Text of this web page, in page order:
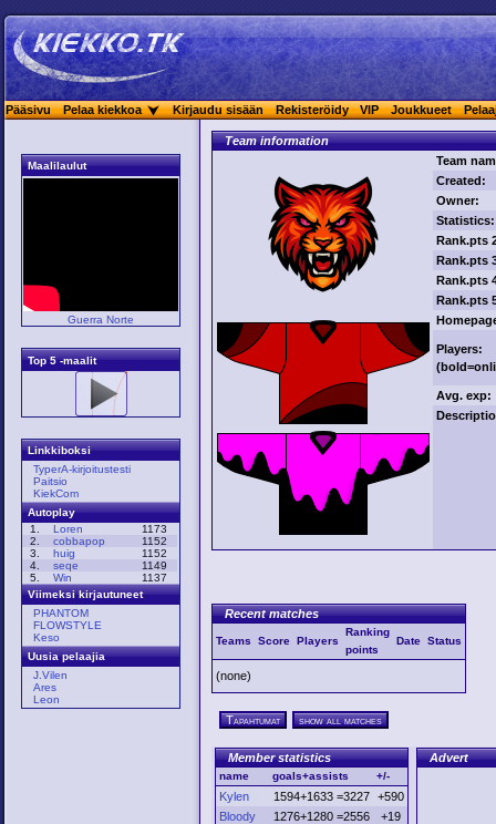
Pääsivu Pelaa kiekkoa Kirjaudu sisään Rekisteröidy VIP Joukkueet
Maalilaulut
Guerra Norte
Top 5 -maalit
Linkkiboksi
TyperA-kirjoitustesti
Paitsio
KiekCom
Autoplay
1.
Loren
1173
2.
cobbapop
1152
3.
huig
1152
4.
seqe
1149
5.
Win
1137
Viimeksi kirjautuneet
PHANTOM
FLOWSTYLE
Keso
Uusia pelaajia
J.Vilen
Ares
Leon
Team information
Team
Created:
Owner:
Statistics:
Rank.pts
Rank.pts
Rank.pts
Rank.pts
Players:
(bold
Avg. exp:
Recent matches
Teams Score Players
Ranking
points
Date Status
(none)
Tapahtumat show all matches
Member statistics
name goals+assists +/-
Kylen 1594+1633 =3227
+590
Bloody
1276+1280 =2556
+19
Advert